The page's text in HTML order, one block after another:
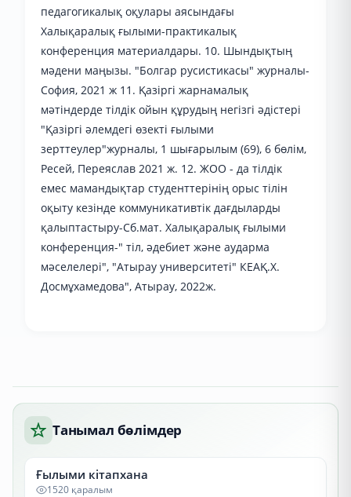
педагогикалық оқулары аясындағы
Халықаралық ғылыми-практикалық
конференция материалдары. 10. Шындықтың
мәдени маңызы. "Болгар русистикасы" журналы-
София, 2021 ж 11. Қазіргі жарнамалық
мәтіндерде тілдік ойын құрудың негізгі әдістері
"Қазіргі әлемдегі өзекті ғылыми
зерттеулер"журналы, 1 шығарылым (69), 6 бөлім,
Ресей, Переяслав 2021 ж. 12. ЖОО - да тілдік
емес мамандықтар студенттерінің орыс тілін
оқыту кезінде коммуникативтік дағдыларды
қалыптастыру-Сб.мат. Халықаралық ғылыми
конференция-" тіл, әдебиет және аударма
мәселелері", "Атырау университеті" КЕАҚ.Х.
Досмұхамедова", Атырау, 2022ж.
Танымал бөлімдер
Ғылыми кітапхана
1520 қаралым